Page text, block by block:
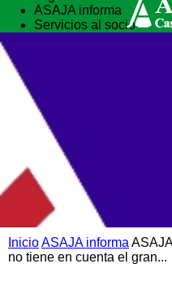
ASAJA informa
Servicios al socio
InicioASAJA informa
no tiene en cuenta el gran...